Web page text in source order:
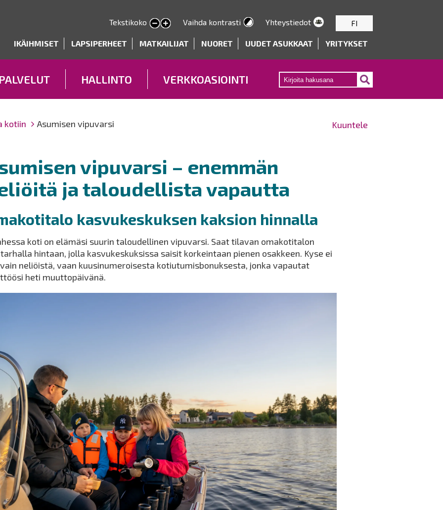
pääsisältöön
Tekstikoko
Pienennä tekstin kokoa
Suurenna tekstin kokoa Vaihda kontrasti Yhteystiedot FI
IKÄIHMISET LAPSIPERHEET MATKAILIJAT NUORET UUDET ASUKKAAT YRITYKSET
HALLINTO VERKKOASIOINTI
kotiin Asumisen vipuvarsi Kuuntele
vipuvarsi – enemmän
ja taloudellista vapautta
kasvukeskuksen kaksion hinnalla
koti on elämäsi suurin taloudellinen vipuvarsi. Saat tilavan omakotitalon
hintaan, jolla kasvukeskuksissa saisit korkeintaan pienen osakkeen. Kyse ei
neliöistä, vaan kuusinumeroisesta kotiutumisbonuksesta, jonka vapautat
heti muuttopäivänä.